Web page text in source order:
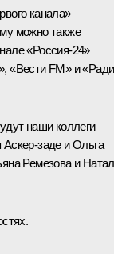
канала»
можно также
«Россия-24»
«Вести FM» и
наши коллеги
заде и Ольга
Ремезова и